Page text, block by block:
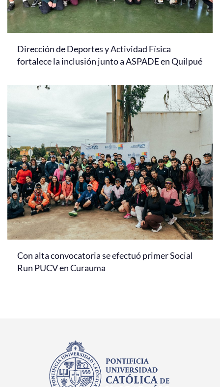
Dirección de Deportes y Actividad Física
fortalece la inclusión junto a ASPADE en Quilpué
Con alta convocatoria se efectuó primer Social
Run PUCV en Curauma